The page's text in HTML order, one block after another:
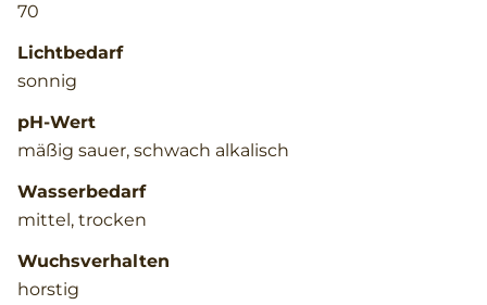
70
Lichtbedarf
sonnig
pH-Wert
mäßig sauer, schwach alkalisch
Wasserbedarf
mittel, trocken
Wuchsverhalten
horstig